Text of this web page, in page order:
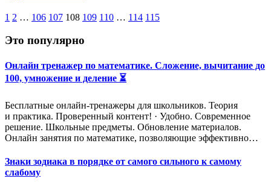
1 2 … 106 107 108 109 110 … 114 115
Это популярно
Онлайн тренажер по математике. Сложение, вычитание до
100, умножение и деление ⏳
Бесплатные онлайн-тренажеры для школьников. Теория
и практика. Проверенный контент! · Удобно. Современное
решение. Школьные предметы. Обновление материалов.
Онлайн занятия по математике, позволяющие эффективно…
Знаки зодиака в порядке от самого сильного к самому
слабому